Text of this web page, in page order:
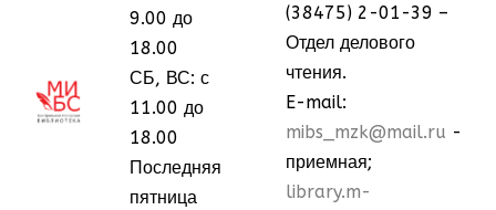
9.00 до
18.00
СБ, ВС: с
11.00 до
18.00
Последняя
пятница
(38475) 2-01-39 –
Отдел делового
чтения.
E-mail:
mibs_mzk@mail.ru -
приемная;
library.m-